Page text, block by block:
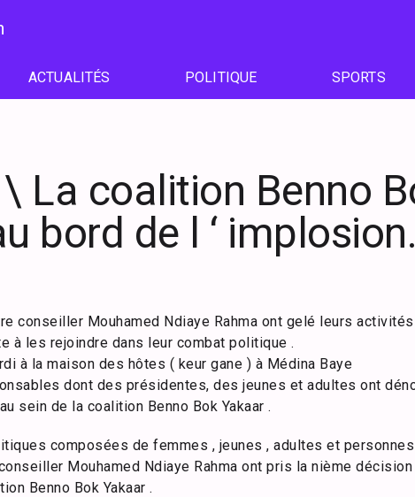
ACTUALITÉS POLITIQUE SPORTS
La coalition Benno
bord de l ‘
conseiller Mouhamed Ndiaye Rahma ont gelé leurs
à les rejoindre dans leur combat politique .
à la maison des hôtes ( keur gane ) à Médina Baye
dont des présidentes, des jeunes et adultes ont
sein de la coalition Benno Bok Yakaar .
composées de femmes , jeunes , adultes et
Mouhamed Ndiaye Rahma ont pris la nième
Benno Bok Yakaar .